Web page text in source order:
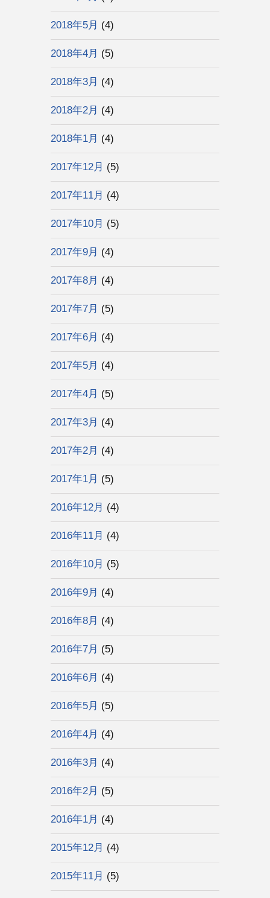
2018年5月 (4)
2018年4月 (5)
2018年3月 (4)
2018年2月 (4)
2018年1月 (4)
2017年12月 (5)
2017年11月 (4)
2017年10月 (5)
2017年9月 (4)
2017年8月 (4)
2017年7月 (5)
2017年6月 (4)
2017年5月 (4)
2017年4月 (5)
2017年3月 (4)
2017年2月 (4)
2017年1月 (5)
2016年12月 (4)
2016年11月 (4)
2016年10月 (5)
2016年9月 (4)
2016年8月 (4)
2016年7月 (5)
2016年6月 (4)
2016年5月 (5)
2016年4月 (4)
2016年3月 (4)
2016年2月 (5)
2016年1月 (4)
2015年12月 (4)
2015年11月 (5)